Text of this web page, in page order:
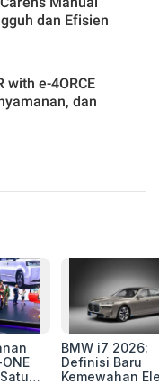
dan Efisien
with e-4ORCE
dan
BMW i7 2026:
Definisi Baru
Kemewahan